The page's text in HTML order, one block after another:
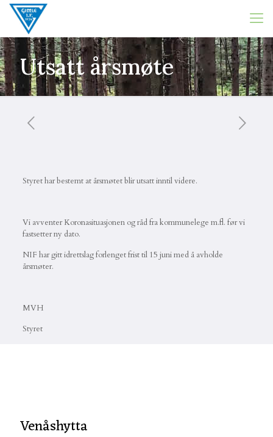
Utsatt årsmøte
Styret har bestemt at årsmøtet blir utsatt inntil videre.
Vi avventer Koronasituasjonen og råd fra kommunelege m.fl. før vi
fastsetter ny dato.
NIF har gitt idrettslag forlenget frist til 15 juni med å avholde
årsmøter.
MVH
Styret
Venåshytta